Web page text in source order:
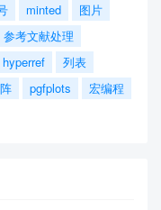
minted
图片
参考文献处理
hyperref
列表
pgfplots
宏编程